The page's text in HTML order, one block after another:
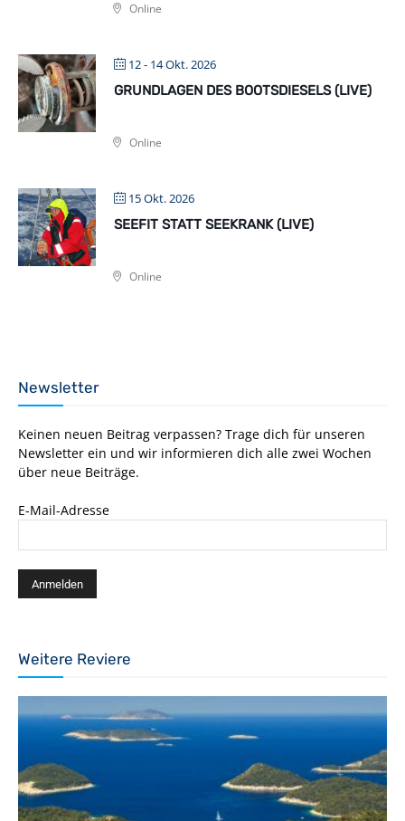
Online
12 - 14 Okt. 2026
GRUNDLAGEN DES BOOTSDIESELS (LIVE)
Online
15 Okt. 2026
SEEFIT STATT SEEKRANK (LIVE)
Online
Newsletter
Keinen neuen Beitrag verpassen? Trage dich für unseren
Newsletter ein und wir informieren dich alle zwei Wochen
über neue Beiträge.
E-Mail-Adresse
Weitere Reviere